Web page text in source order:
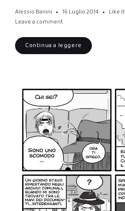
Alessio Banini 16 Luglio 2014 Like it
Leave a comment
Continua a leggere